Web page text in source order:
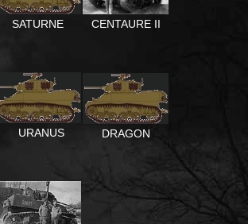
SATURNE CENTAURE II
URANUS DRAGON